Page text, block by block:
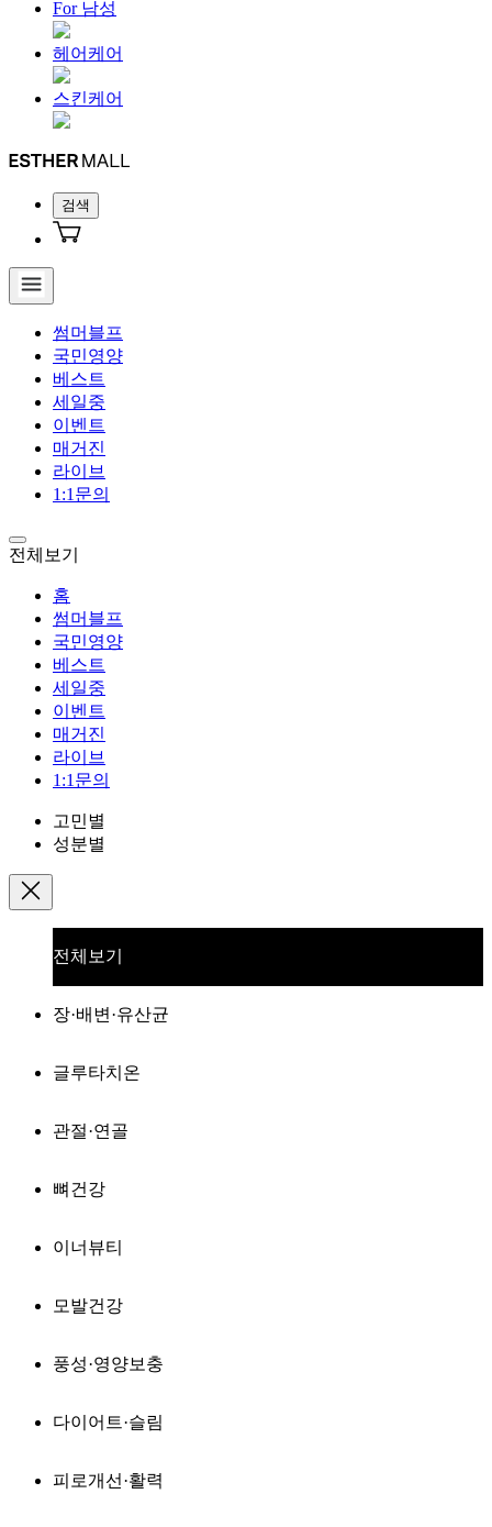
For 남성
헤어케어
스킨케어
검색
썸머블프
국민영양
베스트
세일중
이벤트
매거진
라이브
1:1문의
전체보기
홈
썸머블프
국민영양
베스트
세일중
이벤트
매거진
라이브
1:1문의
고민별
성분별
전체보기
장·배변·유산균
글루타치온
관절·연골
뼈건강
이너뷰티
모발건강
풍성·영양보충
다이어트·슬림
피로개선·활력